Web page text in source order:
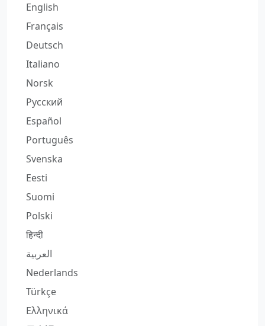
English
Français
Deutsch
Italiano
Norsk
Русский
Español
Português
Svenska
Eesti
Suomi
Polski
हिन्दी
العربية
Nederlands
Türkçe
Ελληνικά